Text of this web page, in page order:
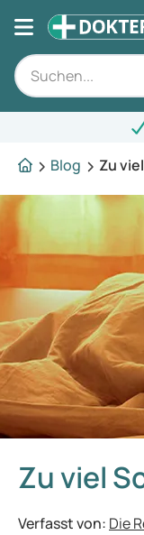
Blog
Zu
Zu viel
Verfasst von: Die